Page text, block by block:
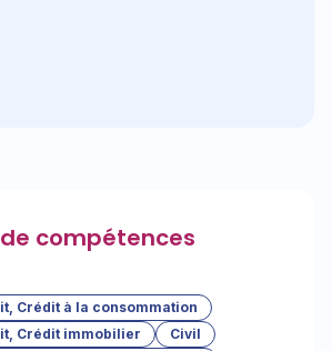
compétences
Crédit à la consommation
Crédit immobilier
Civil